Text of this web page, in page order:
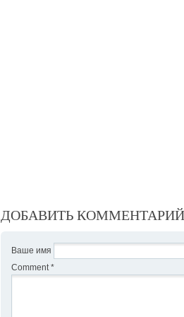
ДОБАВИТЬ КОММЕНТАРИЙ
Ваше имя
Comment *